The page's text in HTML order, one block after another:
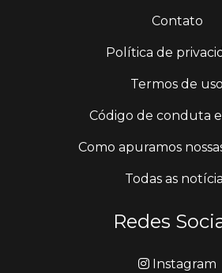
Contato
Política de
Termos de uso
Código de conduta
Como apuramos
Todas as
Redes
Instagram